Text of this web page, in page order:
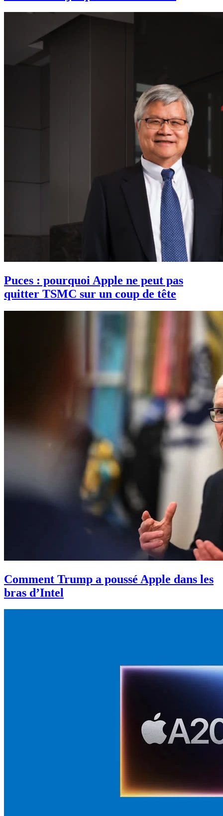
Puces : pourquoi Apple ne peut pas
quitter TSMC sur un coup de tête
Comment Trump a poussé Apple dans les
bras d’Intel